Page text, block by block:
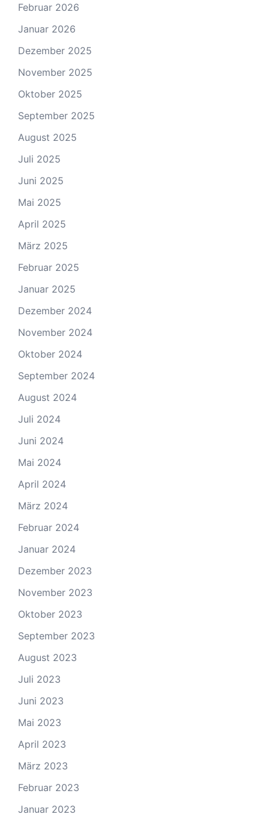
Februar 2026
Januar 2026
Dezember 2025
November 2025
Oktober 2025
September 2025
August 2025
Juli 2025
Juni 2025
Mai 2025
April 2025
März 2025
Februar 2025
Januar 2025
Dezember 2024
November 2024
Oktober 2024
September 2024
August 2024
Juli 2024
Juni 2024
Mai 2024
April 2024
März 2024
Februar 2024
Januar 2024
Dezember 2023
November 2023
Oktober 2023
September 2023
August 2023
Juli 2023
Juni 2023
Mai 2023
April 2023
März 2023
Februar 2023
Januar 2023